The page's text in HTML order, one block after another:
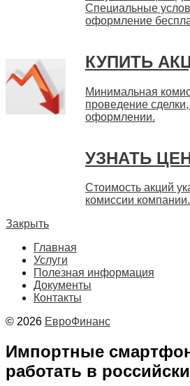
Специальные
оформление
КУПИТЬ
Минимальная
проведение
оформлении.
УЗНАТЬ
Стоимость акций
комиссии компании.
Закрыть
Главная
Услуги
Полезная информация
Документы
Контакты
© 2026 ЕвроФинанс
Импортные
работать в